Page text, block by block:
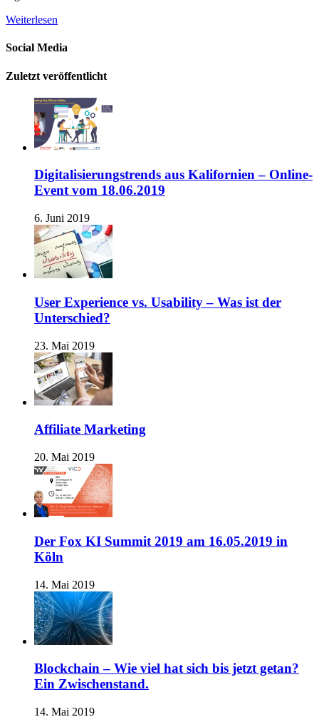
Weiterlesen
Social Media
Zuletzt veröffentlicht
Digitalisierungstrends aus Kalifornien – Online-
Event vom 18.06.2019
6. Juni 2019
User Experience vs. Usability – Was ist der
Unterschied?
23. Mai 2019
Affiliate Marketing
20. Mai 2019
Der Fox KI Summit 2019 am 16.05.2019 in
Köln
14. Mai 2019
Blockchain – Wie viel hat sich bis jetzt getan?
Ein Zwischenstand.
14. Mai 2019